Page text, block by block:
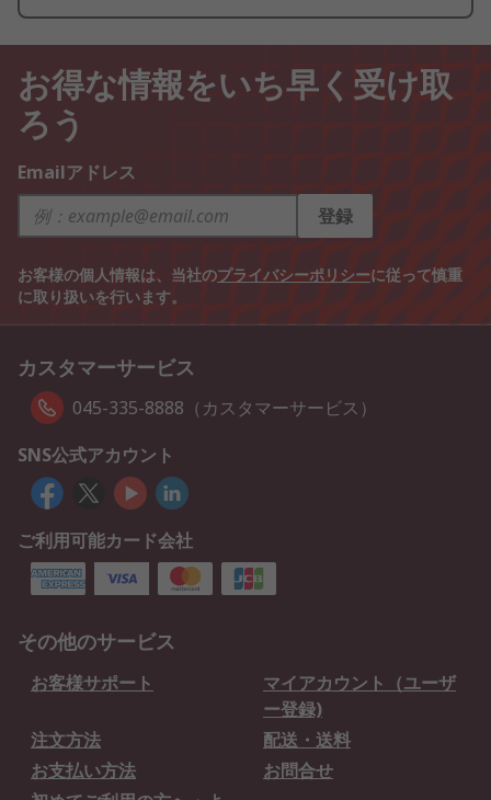
お得な情報をいち早く受け取
ろう
Emailアドレス
登録
お客様の個人情報は、当社のプライバシーポリシーに従って慎重
に取り扱いを行います。
カスタマーサービス
045-335-8888（カスタマーサービス）
SNS公式アカウント
ご利用可能カード会社
その他のサービス
お客様サポート
マイアカウント（ユーザ
ー登録)
注文方法
配送・送料
お支払い方法
お問合せ